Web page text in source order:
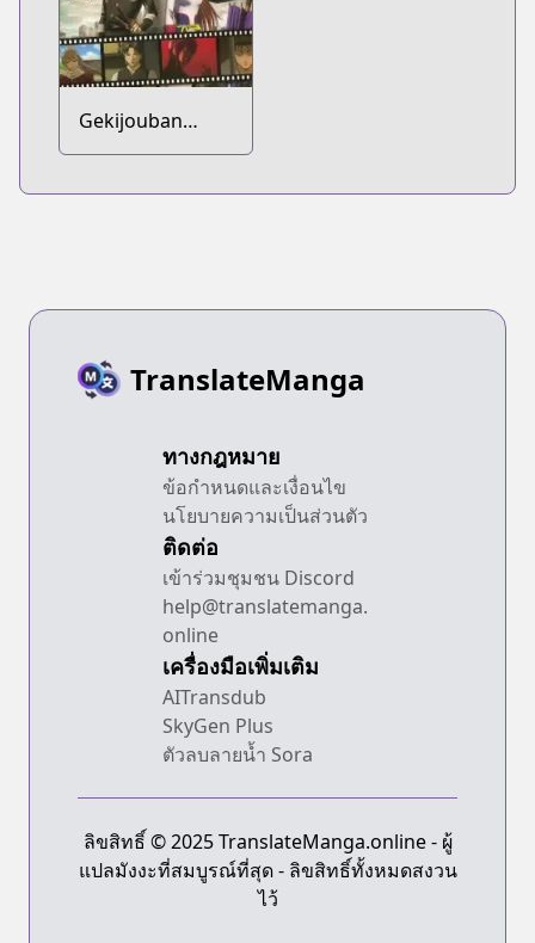
Gekijouban
Gintama:
TranslateManga
ทางกฎหมาย
ข้อกำหนดและเงื่อนไข
นโยบายความเป็นส่วนตัว
ติดต่อ
เข้าร่วมชุมชน Discord
help@translatemanga.
online
เครื่องมือเพิ่มเติม
AITransdub
SkyGen Plus
ตัวลบลายน้ำ Sora
ลิขสิทธิ์ © 2025 TranslateManga.online - ผู้
แปลมังงะที่สมบูรณ์ที่สุด - ลิขสิทธิ์ทั้งหมดสงวน
ไว้